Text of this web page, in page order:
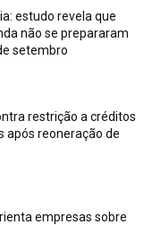
estudo revela que
não se prepararam
setembro
restrição a créditos
após reoneração de
empresas sobre